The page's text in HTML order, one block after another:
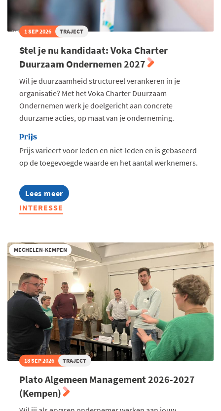
1 SEP 2026 TRAJECT
Stel je nu kandidaat: Voka Charter
Duurzaam Ondernemen 2027
Wil je duurzaamheid structureel verankeren in je
organisatie? Met het Voka Charter Duurzaam
Ondernemen werk je doelgericht aan concrete
duurzame acties, op maat van je onderneming.
Prijs
Prijs varieert voor leden en niet-leden en is gebaseerd
op de toegevoegde waarde en het aantal werknemers.
Lees meer
about
Stel
je
Charter
Duurzaam
Ondernemen
2027
INTERESSE
MECHELEN-KEMPEN
18 SEP 2026 TRAJECT
Plato Algemeen Management 2026-2027
(Kempen)